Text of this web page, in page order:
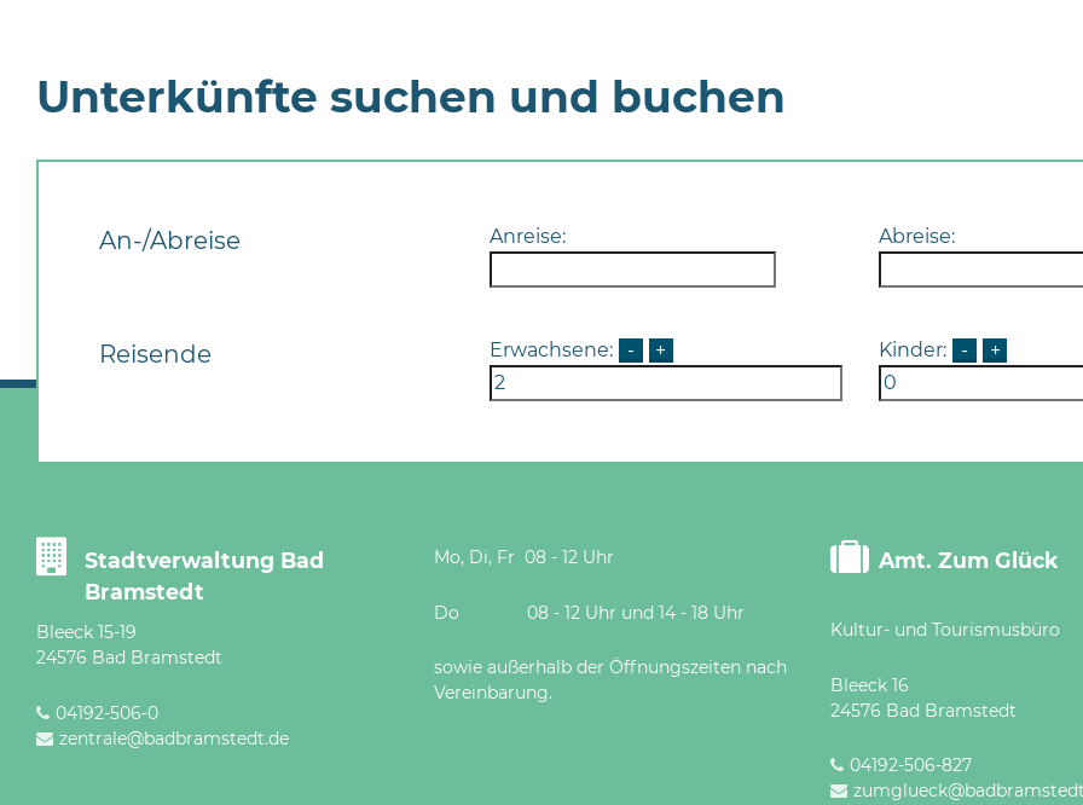
Unterkünfte suchen und buchen
An-/Abreise Anreise: Abreise:
Reisende Erwachsene: - + Kinder: - +
Stadtverwaltung Bad
Bramstedt
Bleeck 15-19
24576 Bad Bramstedt
04192-506-0
zentrale@badbramstedt.de
Mo, Di, Fr 08 - 12 Uhr
Do 08 - 12 Uhr und 14 - 18 Uhr
sowie außerhalb der Öffnungszeiten nach
Vereinbarung.
Amt. Zum Glück
Kultur- und Tourismusbüro
Bleeck 16
24576 Bad Bramstedt
04192-506-827